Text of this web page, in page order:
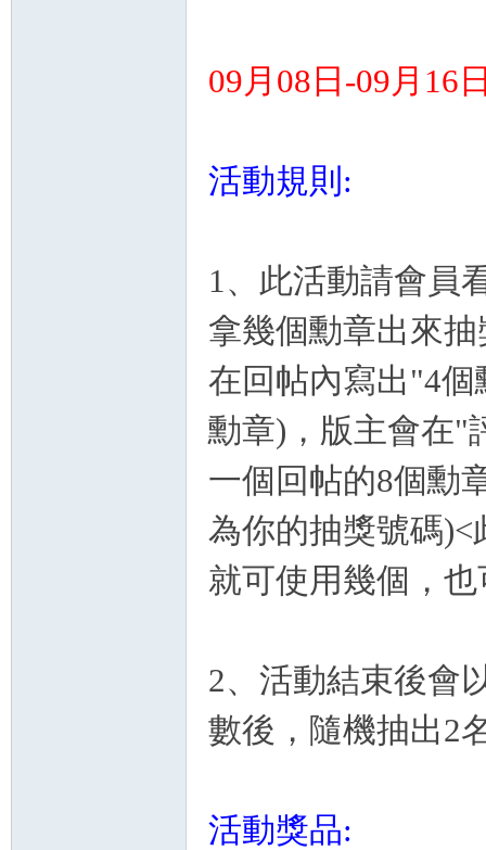
09月08日-09月16
活動規則:
1、此活動請會員
拿幾個勳章出來
在回帖內寫出"4
勳章)，版主會在"
一個回帖的8個勳
為你的抽獎號碼
就可使用幾個，
2、活動結束後會
數後，隨機抽出2
活動獎品: